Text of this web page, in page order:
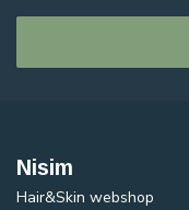
Nisim
Hair&Skin webshop